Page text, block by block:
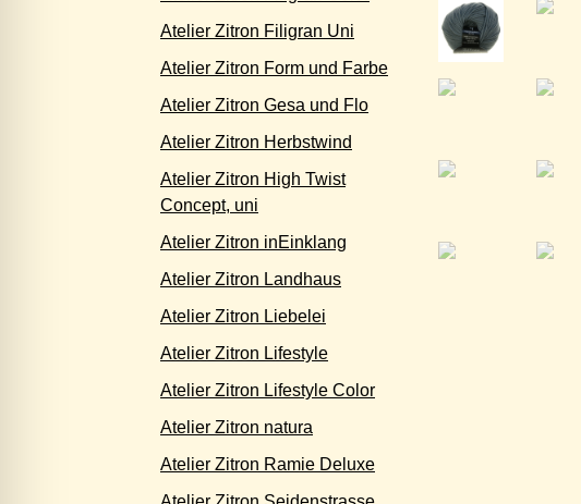
Atelier Zitron Filigran Uni
Atelier Zitron Form und Farbe
Atelier Zitron Gesa und Flo
Atelier Zitron Herbstwind
Atelier Zitron High Twist
Concept, uni
Atelier Zitron inEinklang
Atelier Zitron Landhaus
Atelier Zitron Liebelei
Atelier Zitron Lifestyle
Atelier Zitron Lifestyle Color
Atelier Zitron natura
Atelier Zitron Ramie Deluxe